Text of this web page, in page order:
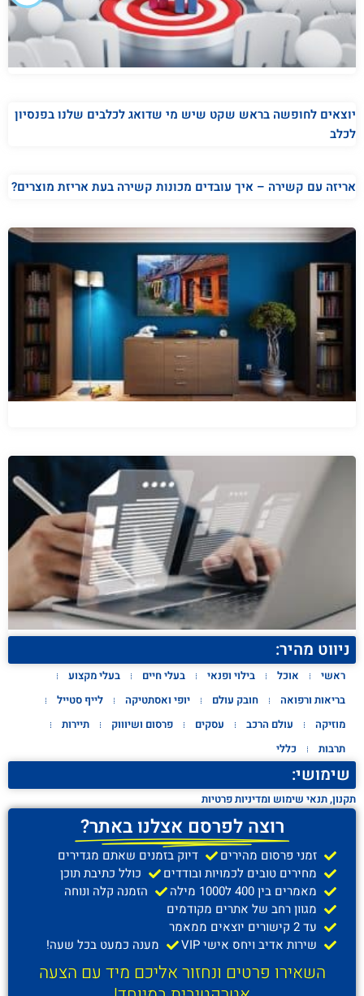
יוצאים לחופשה בראש שקט שיש מי שדואג לכלבים שלנו בפנסיון
לכלב
אריזה עם קשירה – איך עובדים מכונות קשירה בעת אריזת מוצרים?
ניווט מהיר:
ראשי אוכל בילוי ופנאי בעלי חיים
בעלי מקצוע
בריאות ורפואה
חובק עולם יופי ואסתטיקה
לייף סטייל
מוזיקה
עולם הרכב עסקים פרסום ושיוווק
תיירות
תרבות
כללי
שימושי:
תקנון, תנאי שימוש ומדיניות פרטיות
רוצה לפרסם אצלנו באתר?
זמני פרסום מהירים
דיוק בזמנים שאתם מגדירים
מחירים טובים לכמויות ובודדים
כולל כתיבת תוכן
מאמרים בין 400 ל1000 מילה
הזמנה קלה ונוחה
מגוון רחב של אתרים מקודמים
עד 2 קישורים יוצאים ממאמר
שירות אדיב ויחס אישי VIP
מענה כמעט בכל שעה!
השאירו פרטים ונחזור אליכם מיד עם הצעה